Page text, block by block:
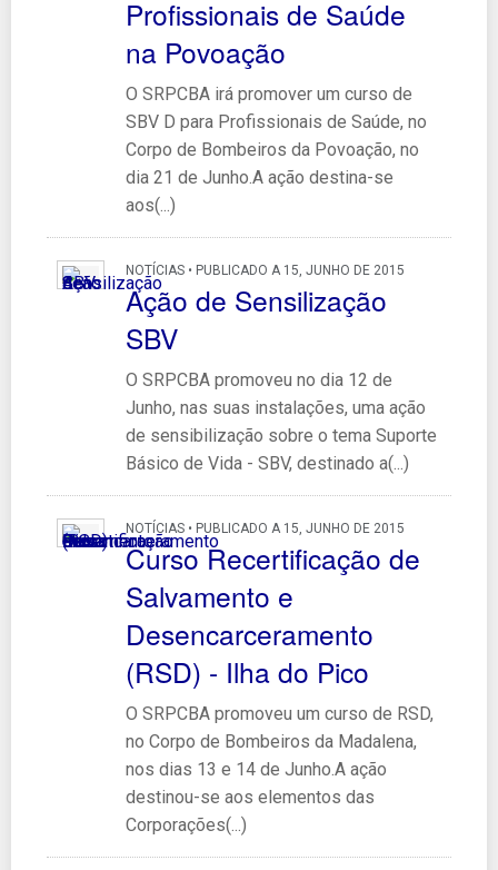
Profissionais de Saúde
na Povoação
O SRPCBA irá promover um curso de
SBV D para Profissionais de Saúde, no
Corpo de Bombeiros da Povoação, no
dia 21 de Junho.A ação destina-se
aos(...)
NOTÍCIAS • PUBLICADO A 15, JUNHO DE 2015
Ação de Sensilização
SBV
O SRPCBA promoveu no dia 12 de
Junho, nas suas instalações, uma ação
de sensibilização sobre o tema Suporte
Básico de Vida - SBV, destinado a(...)
NOTÍCIAS • PUBLICADO A 15, JUNHO DE 2015
Curso Recertificação de
Salvamento e
Desencarceramento
(RSD) - Ilha do Pico
O SRPCBA promoveu um curso de RSD,
no Corpo de Bombeiros da Madalena,
nos dias 13 e 14 de Junho.A ação
destinou-se aos elementos das
Corporações(...)